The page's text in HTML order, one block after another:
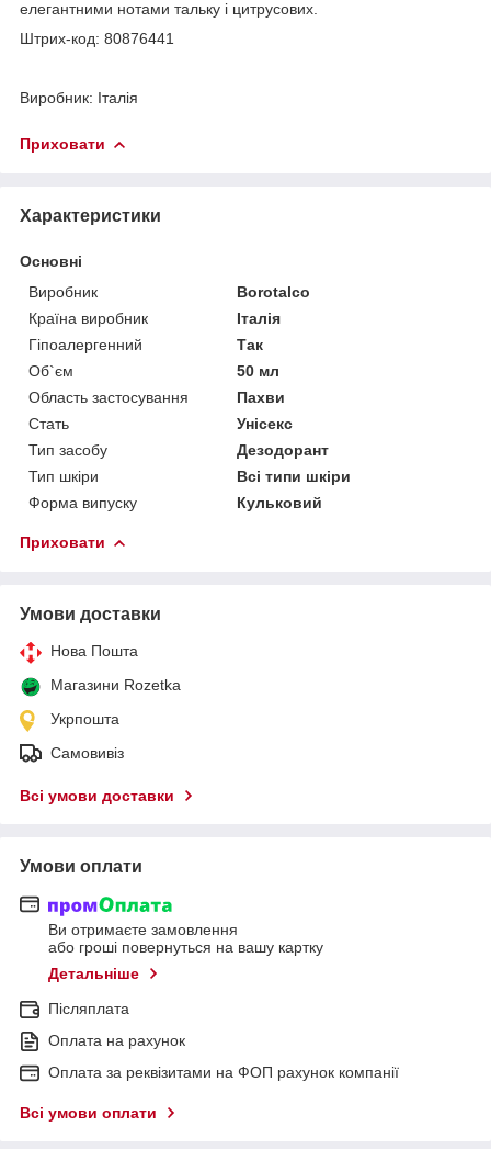
елегантними нотами тальку і цитрусових.
Штрих-код: 80876441
Виробник: Італія
Приховати
Характеристики
Основні
Виробник
Borotalco
Країна виробник
Італія
Гіпоалергенний
Так
Об`єм
50 мл
Область застосування
Пахви
Стать
Унісекс
Тип засобу
Дезодорант
Тип шкіри
Всі типи шкіри
Форма випуску
Кульковий
Приховати
Умови доставки
Нова Пошта
Магазини Rozetka
Укрпошта
Самовивіз
Всі умови доставки
Умови оплати
Ви отримаєте замовлення
або гроші повернуться на вашу картку
Детальніше
Післяплата
Оплата на рахунок
Оплата за реквізитами на ФОП рахунок компанії
Всі умови оплати